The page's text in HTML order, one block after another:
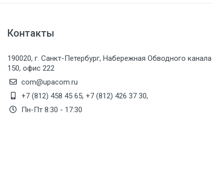
Контакты
190020, г. Санкт-Петербург, Набережная Обводного канала
150, офис 222
com@upacom.ru
+7 (812) 458 45 65, +7 (812) 426 37 30,
Пн-Пт 8:30 - 17:30